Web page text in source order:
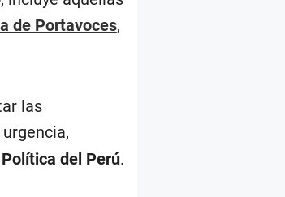
de Portavoces,
las
del Perú.